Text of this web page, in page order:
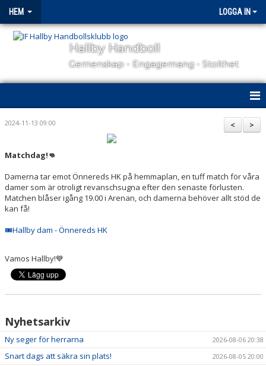
HEM LOGGA IN
Hallby Handboll
Gemenskap - Engagemang - Stolthet
HEM
OM KLUBBEN
NYHETER
HEMMAVINSTEN
KLUBBSHOP
>
<
2024-11-13 09:00
Matchdag!👊
Damerna tar emot Önnereds HK på hemmaplan, en tuff match för våra
damer som är otroligt revanschsugna efter den senaste förlusten.
Matchen blåser igång 19.00 i Arenan, och damerna behöver allt stöd de
kan få!
🎟️Hallby dam - Önnereds HK
Vamos Hallby!💙
Nyhetsarkiv
Ny seger för herrarna 2026-08-06 20:38
Snart dags att säkra sin plats! 2026-08-05 20:00